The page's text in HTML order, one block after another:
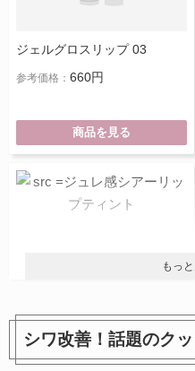
ジェルグロスリップ 03
参考価格： 660円
商品を見る
ジュレ感シアーリップティン
もっ
シワ改善！話題のク